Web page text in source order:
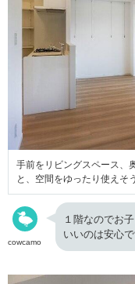
手前をリビングスペース、
と、空間をゆったり使えそ
cowcamo
１階なのでお
いいのは安心で